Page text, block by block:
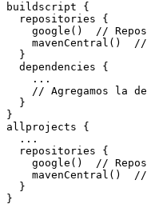
buildscript {
  repositories {
google()  //
mavenCentral()
  }
  dependencies {
    ...
// Agregamos la
  }
}
allprojects {
  ...
  repositories {
google()  //
mavenCentral()
  }